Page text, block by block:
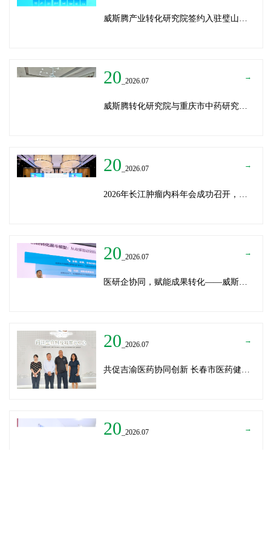
20 _2026.07 →
威斯腾转化研究院与重庆市中药研究院深化战略合作，共筑中医药产学研创新生态
20 _2026.07 →
20 _2026.07 →
20 _2026.07 →
共促吉渝医药协同创新 长春市医药健康局与威斯腾生物走访重庆两江生命科技城
20 _2026.07 →